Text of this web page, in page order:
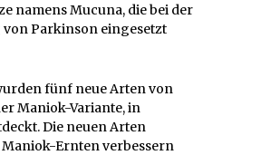
namens Mucuna, die bei der
Parkinson eingesetzt
fünf neue Arten von
Maniok-Variante, in
Die neuen Arten
Ernten verbessern